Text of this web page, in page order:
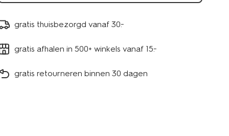
gratis thuisbezorgd vanaf 30.-
gratis afhalen in 500+ winkels vanaf 15.-
gratis retourneren binnen 30 dagen